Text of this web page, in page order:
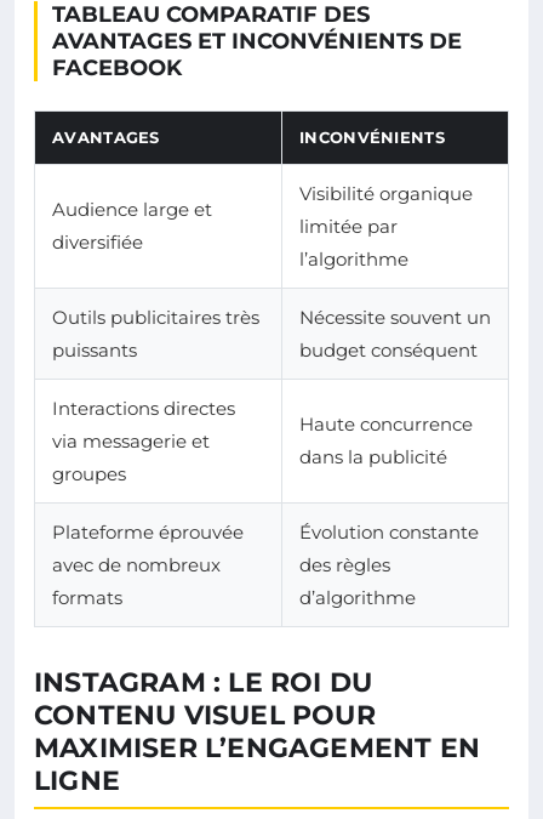
TABLEAU COMPARATIF DES
AVANTAGES ET INCONVÉNIENTS DE
FACEBOOK
AVANTAGES INCONVÉNIENTS
Audience large et
diversifiée
Visibilité organique
limitée par
l’algorithme
Outils publicitaires très
puissants
Nécessite souvent un
budget conséquent
Interactions directes
via messagerie et
groupes
Haute concurrence
dans la publicité
Plateforme éprouvée
avec de nombreux
formats
Évolution constante
des règles
d’algorithme
INSTAGRAM : LE ROI DU
CONTENU VISUEL POUR
MAXIMISER L’ENGAGEMENT EN
LIGNE